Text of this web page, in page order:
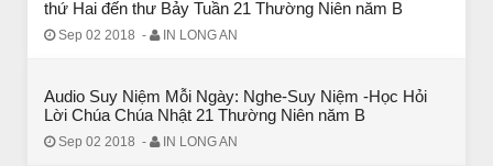
thứ Hai đến thư Bảy Tuần 21 Thường Niên năm B
Sep 02 2018 - IN LONG AN
Audio Suy Niệm Mỗi Ngày: Nghe-Suy Niệm -Học Hỏi
Lời Chúa Chúa Nhật 21 Thường Niên năm B
Sep 02 2018 - IN LONG AN